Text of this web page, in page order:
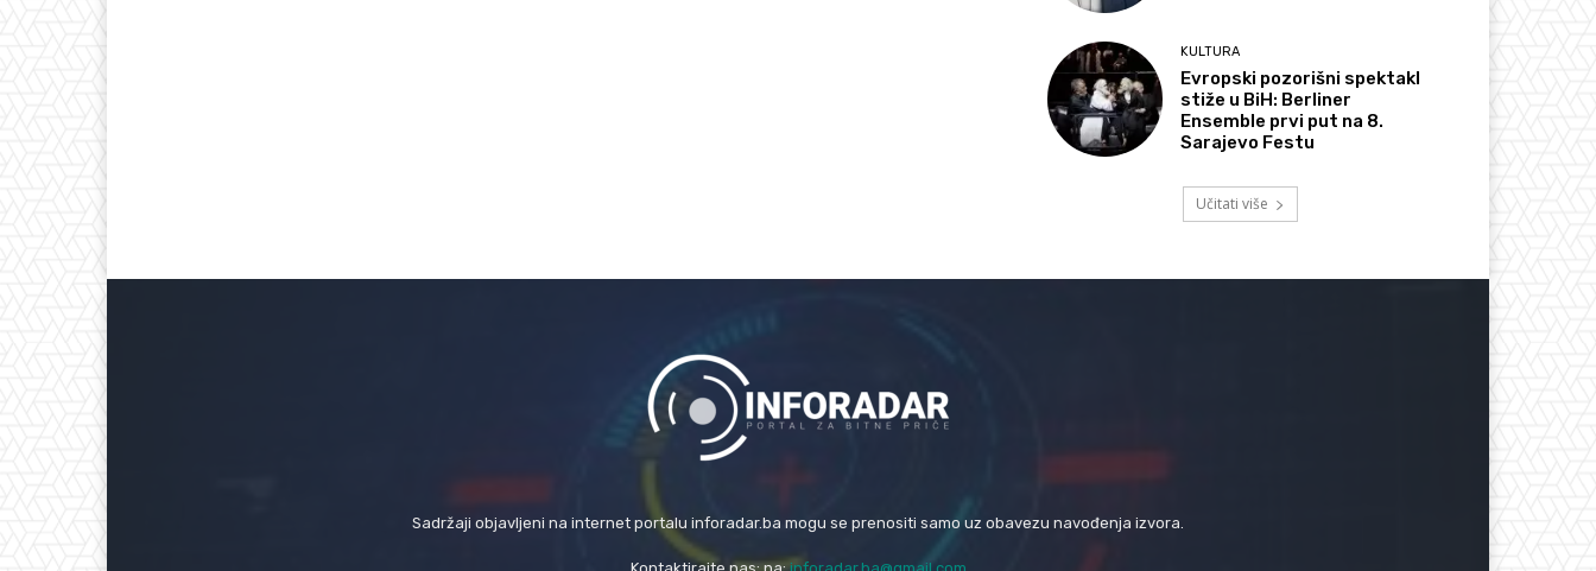
KULTURA
Evropski pozorišni spektakl
stiže u BiH: Berliner
Ensemble prvi put na 8.
Sarajevo Festu
Učitati više
Sadržaji objavljeni na internet portalu inforadar.ba mogu se prenositi samo uz obavezu navođenja izvora.